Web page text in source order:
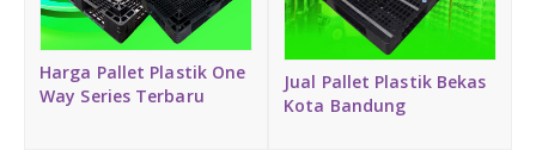
Harga Pallet Plastik One
Way Series Terbaru
Jual Pallet Plastik Bekas
Kota Bandung